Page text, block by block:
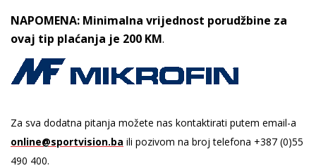
NAPOMENA: Minimalna vrijednost porudžbine za
ovaj tip plaćanja je 200 KM.
Za sva dodatna pitanja možete nas kontaktirati putem email-a
online@sportvision.ba ili pozivom na broj telefona +387 (0)55
490 400.